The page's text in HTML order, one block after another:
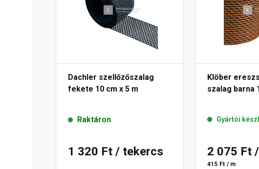
Dachler szellőzőszalag
fekete 10 cm x 5 m
Raktáron
1 320 Ft / tekercs
Klöber
szalag barna
Gyártói
2 075 Ft
415 Ft / m